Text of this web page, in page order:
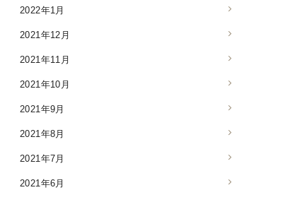
2022年1月
2021年12月
2021年11月
2021年10月
2021年9月
2021年8月
2021年7月
2021年6月